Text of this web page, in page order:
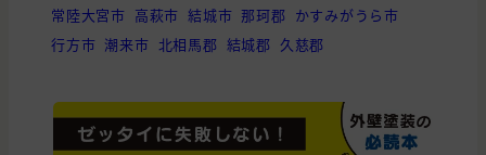
常陸大宮市 高萩市 結城市 那珂郡 かすみがうら市
行方市 潮来市 北相馬郡 結城郡 久慈郡